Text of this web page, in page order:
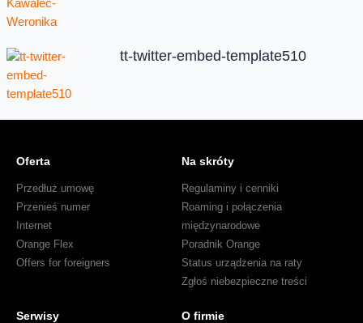
tt-twitter-embed-template510
Oferta
Przedłuż umowę
Przenieś numer
Internet
Orange Flex
Offers for foreigners
Na skróty
Regulaminy i cenniki
Roaming i połączenia
międzynarodowe
Poradnik Orange
Status urządzenia na raty
Zgłoś niebezpieczne treści
Serwisy O firmie